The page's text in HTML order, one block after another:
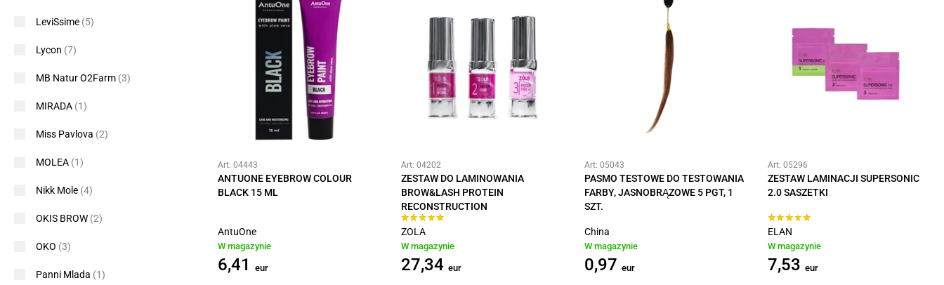
Art: 04443
ANTUONE EYEBROW COLOUR
BLACK 15 ML
AntuOne
W magazynie
6,41 eur
Art: 04202
ZESTAW DO LAMINOWANIA
BROW&LASH PROTEIN
RECONSTRUCTION
ZOLA
W magazynie
27,34 eur
Art: 05043
PASMO TESTOWE DO TESTOWANIA
FARBY, JASNOBRĄZOWE 5 PGT, 1
SZT.
China
W magazynie
0,97 eur
Art: 05296
ZESTAW LAMINACJI SUPERSONIC
2.0 SASZETKI
ELAN
W magazynie
7,53 eur
LeviSsime (5)
Lycon (7)
MB Natur O2Farm (3)
MIRADA (1)
Miss Pavlova (2)
MOLEA (1)
Nikk Mole (4)
OKIS BROW (2)
OKO (3)
Panni Mlada (1)